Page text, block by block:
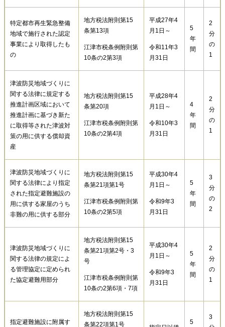
特定都市再生緊急整備
地域で施行された認定
事業により取得したも
の
地方税法附則第15
条第13項
江津市税条例附則第
10条の2第3項
平成27年4
月1日～
令和11年3
月31日
5
年
間
2
分
の
1
津波防災地域づくりに
関する法律に規定する
推進計画区域において
推進計画に基づき新た
に取得等された津波対
策の用に供する償却資
産
地方税法附則第15
条第20項
江津市税条例附則第
10条の2第4項
平成28年4
月1日～
令和10年3
月31日
4
年
間
2
分
の
1
津波防災地域づくりに
関する法律により指定
された指定避難施設の
用に供する家屋のうち
非難の用に供する部分
地方税法附則第15
条第21項第1号
江津市税条例附則第
10条の2第5項
平成30年4
月1日～
令和9年3
月31日
5
年
間
3
分
の
2
津波防災地域づくりに
関する法律の規定によ
る管理協定に定められ
た協定避難用部分
地方税法附則第15
条第21項第2号・3
号
江津市税条例附則第
10条の2第6項・7項
平成30年4
月1日～
令和9年3
月31日
5
年
間
2
分
の
1
指定避難施設に附属す
地方税法附則第15
条第22項第1号
5
3